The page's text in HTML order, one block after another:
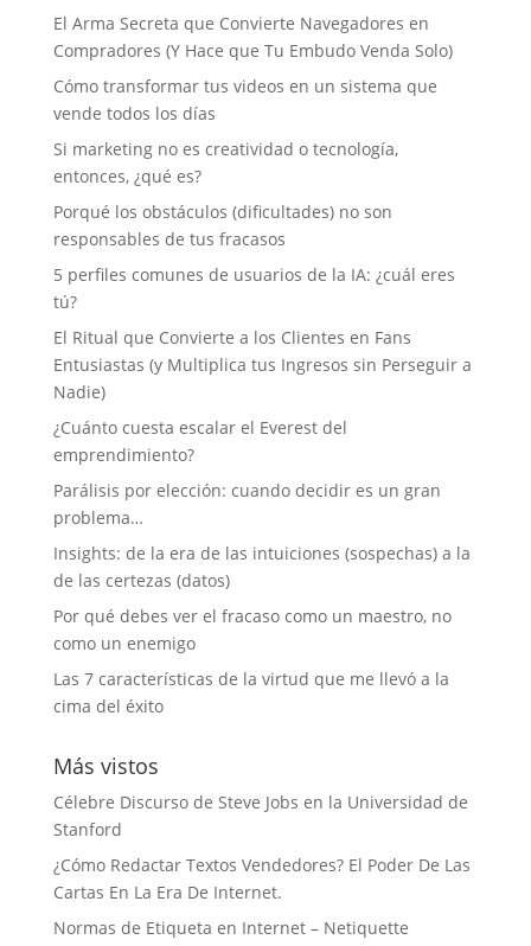
El Arma Secreta que Convierte Navegadores en
Compradores (Y Hace que Tu Embudo Venda Solo)
Cómo transformar tus videos en un sistema que
vende todos los días
Si marketing no es creatividad o tecnología,
entonces, ¿qué es?
Porqué los obstáculos (dificultades) no son
responsables de tus fracasos
5 perfiles comunes de usuarios de la IA: ¿cuál eres
tú?
El Ritual que Convierte a los Clientes en Fans
Entusiastas (y Multiplica tus Ingresos sin Perseguir a
Nadie)
¿Cuánto cuesta escalar el Everest del
emprendimiento?
Parálisis por elección: cuando decidir es un gran
problema…
Insights: de la era de las intuiciones (sospechas) a la
de las certezas (datos)
Por qué debes ver el fracaso como un maestro, no
como un enemigo
Las 7 características de la virtud que me llevó a la
cima del éxito
Más vistos
Célebre Discurso de Steve Jobs en la Universidad de
Stanford
¿Cómo Redactar Textos Vendedores? El Poder De Las
Cartas En La Era De Internet.
Normas de Etiqueta en Internet – Netiquette